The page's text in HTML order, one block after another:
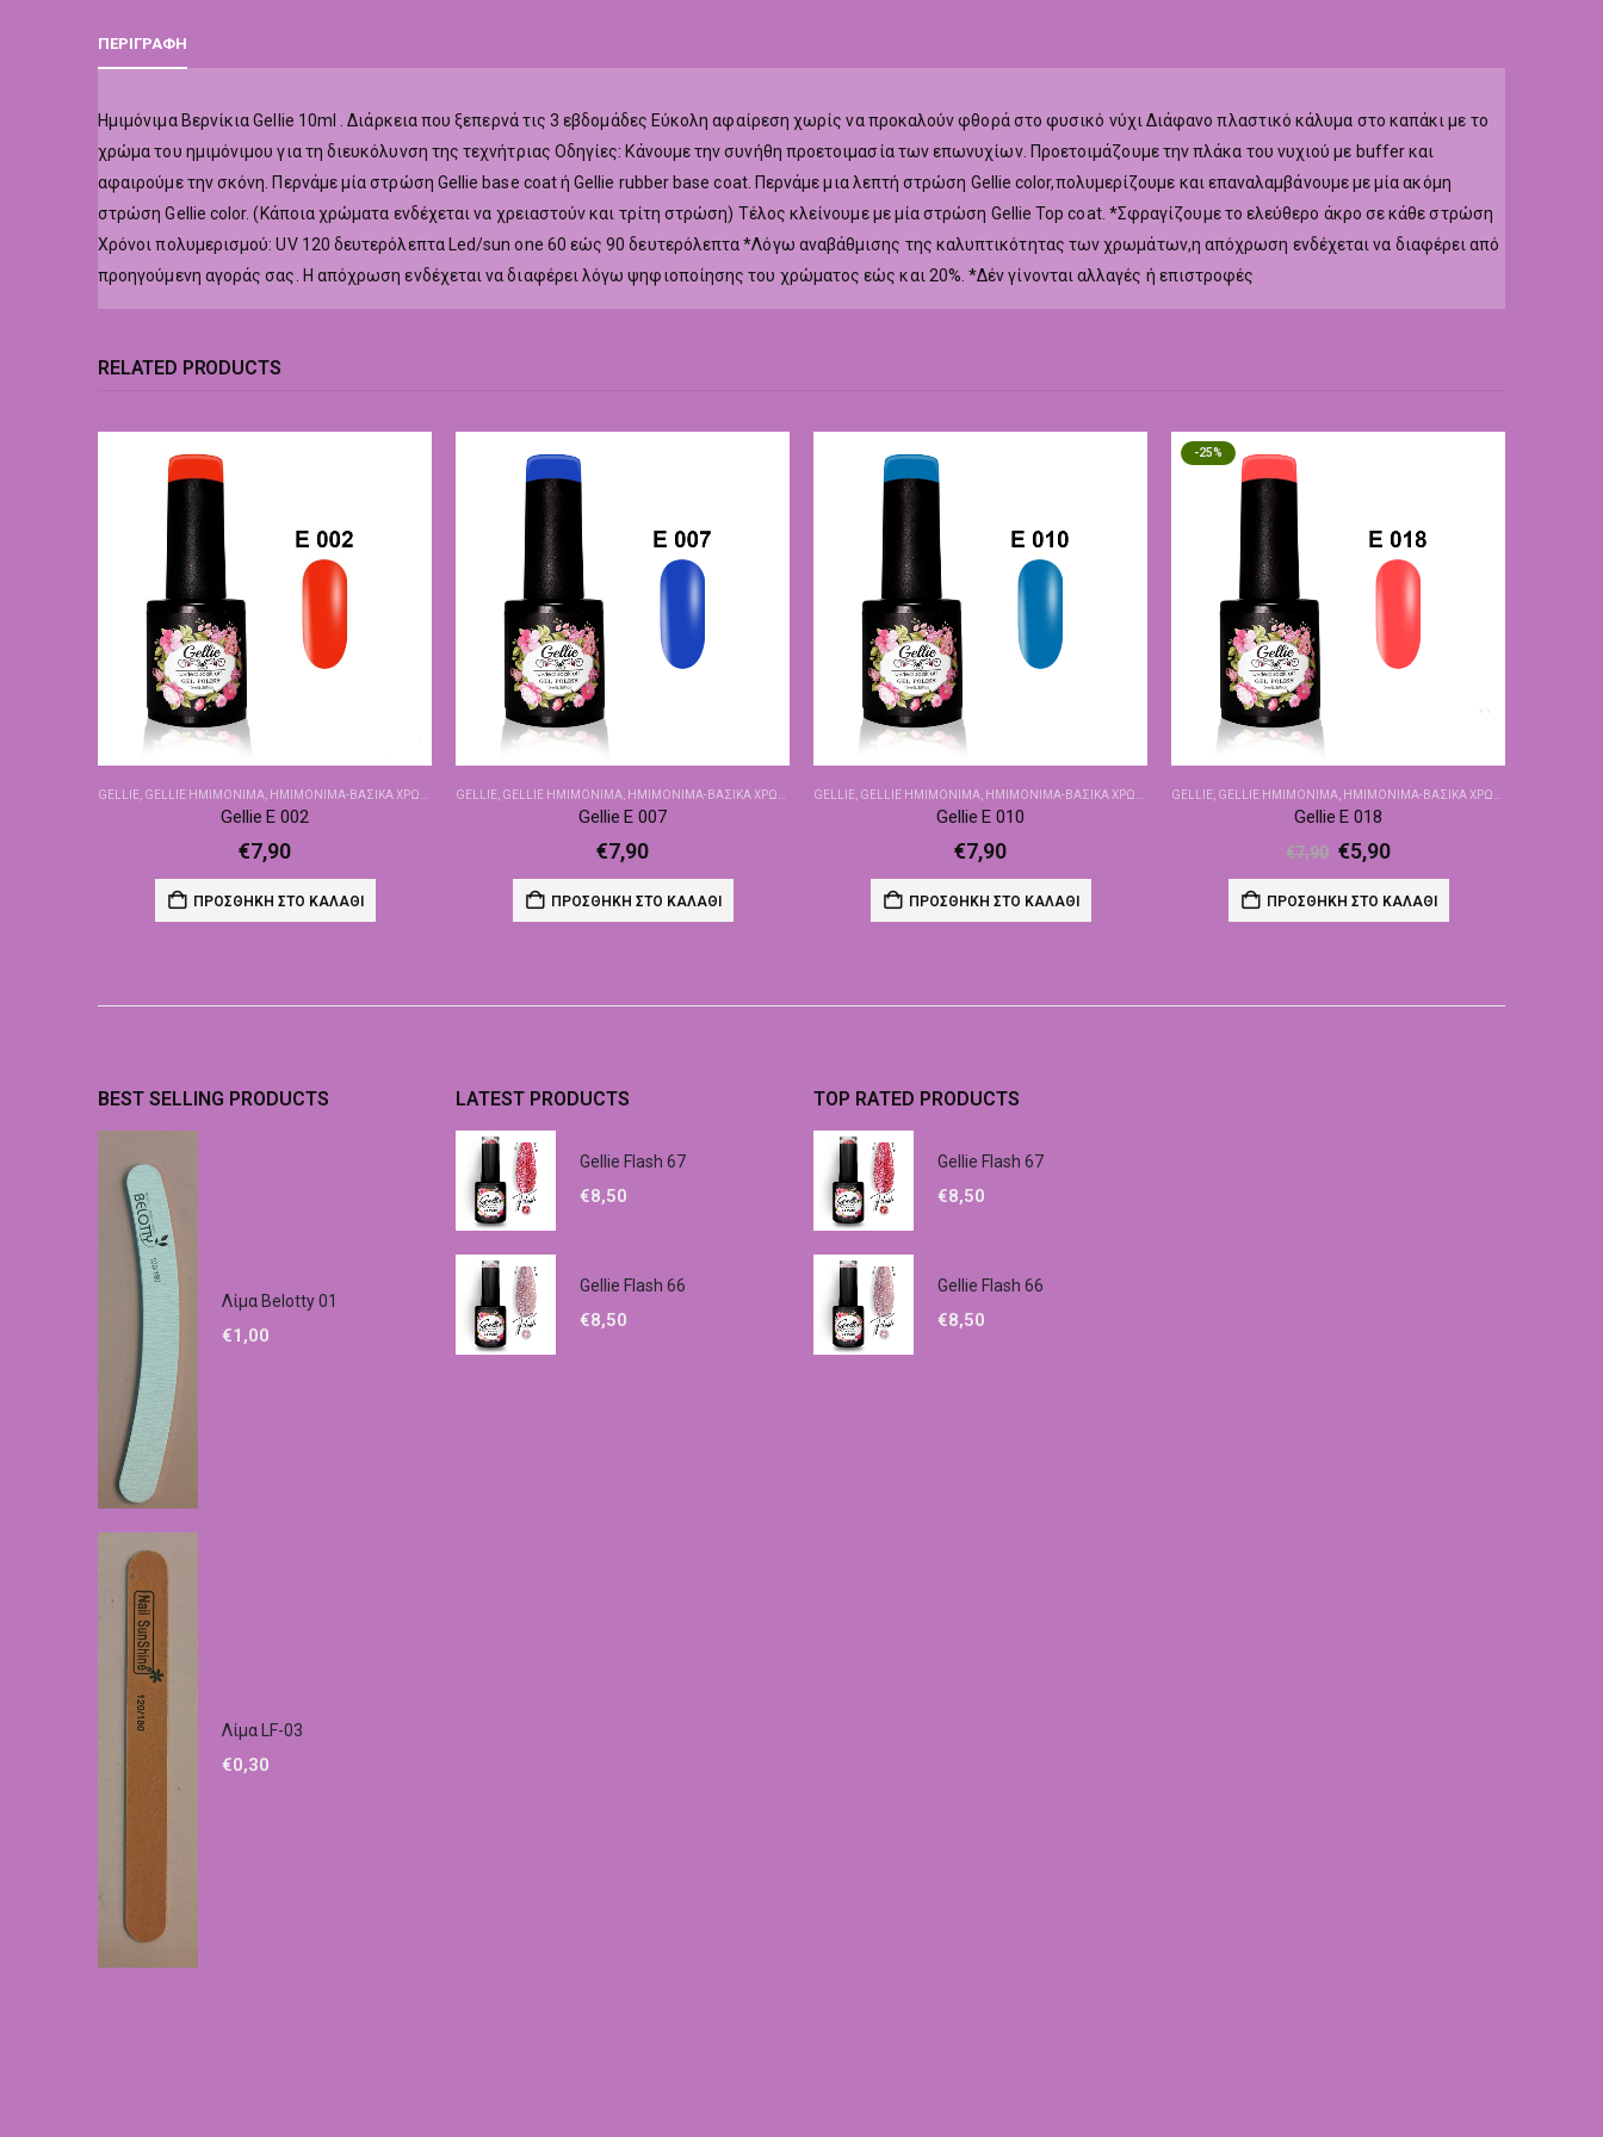
ΠΕΡΙΓΡΑΦΉ
Hμιμόνιμα Βερνίκια Gellie 10ml . Διάρκεια που ξεπερνά τις 3 εβδομάδες Εύκολη αφαίρεση χωρίς να προκαλούν φθορά στο φυσικό νύχι Διάφανο πλαστικό κάλυμα στο καπάκι με το
χρώμα του ημιμόνιμου για τη διευκόλυνση της τεχνήτριας Οδηγίες: Κάνουμε την συνήθη προετοιμασία των επωνυχίων. Προετοιμάζουμε την πλάκα του νυχιού με buffer και
αφαιρούμε την σκόνη. Περνάμε μία στρώση Gellie base coat ή Gellie rubber base coat. Περνάμε μια λεπτή στρώση Gellie color,πολυμερίζουμε και επαναλαμβάνουμε με μία ακόμη
στρώση Gellie color. (Κάποια χρώματα ενδέχεται να χρειαστούν και τρίτη στρώση) Τέλος κλείνουμε με μία στρώση Gellie Top coat. *Σφραγίζουμε το ελεύθερο άκρο σε κάθε στρώση
Χρόνοι πολυμερισμού: UV 120 δευτερόλεπτα Led/sun one 60 εώς 90 δευτερόλεπτα *Λόγω αναβάθμισης της καλυπτικότητας των χρωμάτων,η απόχρωση ενδέχεται να διαφέρει από
προηγούμενη αγοράς σας. Η απόχρωση ενδέχεται να διαφέρει λόγω ψηφιοποίησης του χρώματος εώς και 20%. *Δέν γίνονται αλλαγές ή επιστροφές
RELATED PRODUCTS
GELLIE, GELLIE ΗΜΙΜΌΝΙΜΑ, ΗΜΙΜΌΝΙΜΑ-ΒΑΣΙΚΆ ΧΡΏΜΑΤΑ
Gellie E 002
€7,90
ΠΡΟΣΘΉΚΗ ΣΤΟ ΚΑΛΆΘΙ
GELLIE, GELLIE ΗΜΙΜΌΝΙΜΑ, ΗΜΙΜΌΝΙΜΑ-ΒΑΣΙΚΆ ΧΡΏΜΑΤΑ
Gellie E 007
€7,90
ΠΡΟΣΘΉΚΗ ΣΤΟ ΚΑΛΆΘΙ
GELLIE, GELLIE ΗΜΙΜΌΝΙΜΑ, ΗΜΙΜΌΝΙΜΑ-ΒΑΣΙΚΆ ΧΡΏΜΑΤΑ
Gellie E 010
€7,90
ΠΡΟΣΘΉΚΗ ΣΤΟ ΚΑΛΆΘΙ
-25%
GELLIE, GELLIE ΗΜΙΜΌΝΙΜΑ, ΗΜΙΜΌΝΙΜΑ-ΒΑΣΙΚΆ ΧΡΏΜΑΤΑ
Gellie E 018
€7,90 €5,90
ΠΡΟΣΘΉΚΗ ΣΤΟ ΚΑΛΆΘΙ
BEST SELLING PRODUCTS
Λίμα Belotty 01
€1,00
Λίμα LF-03
€0,30
LATEST PRODUCTS
Gellie Flash 67
€8,50
Gellie Flash 66
€8,50
TOP RATED PRODUCTS
Gellie Flash 67
€8,50
Gellie Flash 66
€8,50